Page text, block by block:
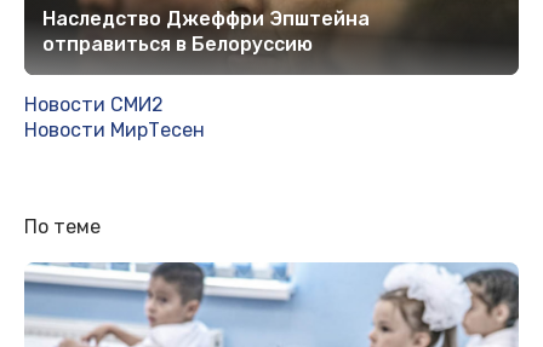
Наследство Джеффри Эпштейна
отправиться в Белоруссию
Новости СМИ2
Новости МирТесен
По теме